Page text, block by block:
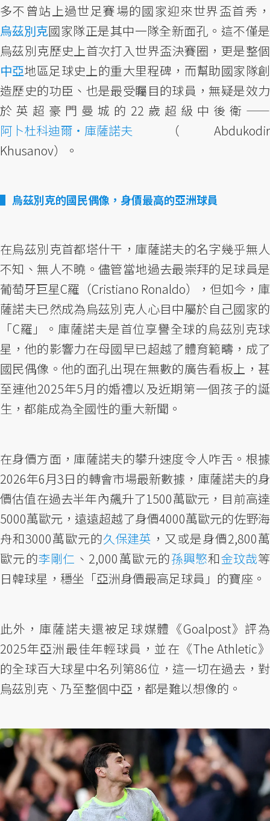
多不曾站上過世足賽場的國家迎來世界盃首秀，
烏茲別克國家隊正是其中一隊全新面孔。這不僅是
烏茲別克歷史上首次打入世界盃決賽圈，更是整個
中亞地區足球史上的重大里程碑，而幫助國家隊創
造歷史的功臣、也是最受矚目的球員，無疑是效力
於英超豪門曼城的22歲超級中後衛——
阿卜杜科迪爾・庫薩諾夫 （Abdukodir
Khusanov）。
烏茲別克的國民偶像，身價最高的亞洲球員
在烏茲別克首都塔什干，庫薩諾夫的名字幾乎無人
不知、無人不曉。儘管當地過去最崇拜的足球員是
葡萄牙巨星C羅（Cristiano Ronaldo），但如今，庫
薩諾夫已然成為烏茲別克人心目中屬於自己國家的
「C羅」。庫薩諾夫是首位享譽全球的烏茲別克球
星，他的影響力在母國早已超越了體育範疇，成了
國民偶像。他的面孔出現在無數的廣告看板上，甚
至連他2025年5月的婚禮以及近期第一個孩子的誕
生，都能成為全國性的重大新聞。
在身價方面，庫薩諾夫的攀升速度令人咋舌。根據
2026年6月3日的轉會市場最新數據，庫薩諾夫的身
價估值在過去半年內飆升了1500萬歐元，目前高達
5000萬歐元，遠遠超越了身價4000萬歐元的佐野海
舟和3000萬歐元的久保建英 ，又或是身價2,800萬
歐元的李剛仁 、2,000萬歐元的孫興慜和金玟哉等
日韓球星，穩坐「亞洲身價最高足球員」的寶座。
此外，庫薩諾夫還被足球媒體《Goalpost》評為
2025年亞洲最佳年輕球員，並在《The Athletic》
的全球百大球星中名列第86位，這一切在過去，對
烏茲別克、乃至整個中亞，都是難以想像的。